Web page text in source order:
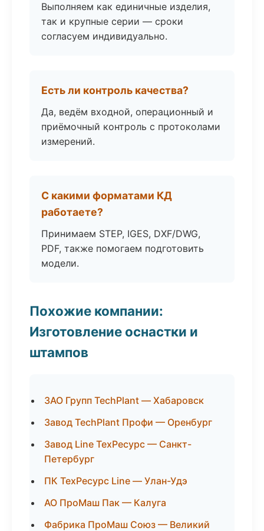
Выполняем как единичные изделия,
так и крупные серии — сроки
согласуем индивидуально.
Есть ли контроль качества?
Да, ведём входной, операционный и
приёмочный контроль с протоколами
измерений.
С какими форматами КД
работаете?
Принимаем STEP, IGES, DXF/DWG,
PDF, также помогаем подготовить
модели.
Похожие компании:
Изготовление оснастки и
штампов
ЗАО Групп TechPlant — Хабаровск
Завод TechPlant Профи — Оренбург
Завод Line ТехРесурс — Санкт-
Петербург
ПК ТехРесурс Line — Улан-Удэ
АО ПроМаш Пак — Калуга
Фабрика ПроМаш Союз — Великий